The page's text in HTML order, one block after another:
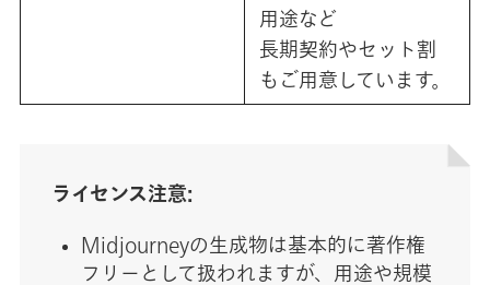
用途など
長期契約やセット割
もご用意しています。
ライセンス注意:
Midjourneyの生成物は基本的に著作権
フリーとして扱われますが、用途や規模